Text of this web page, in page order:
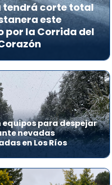
tendrá corte total
este
por la Corrida del
equipos para despejar
nevadas
en Los Ríos